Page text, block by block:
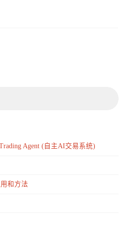
Agent (自主AI交易系统)
和方法